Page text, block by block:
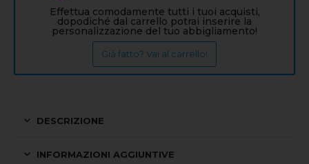
Effettua comodamente tutti i tuoi acquisti,
dopodiché dal carrello potrai inserire la
personalizzazione del tuo abbigliamento!
Già fatto? Vai al carrello!
DESCRIZIONE
INFORMAZIONI AGGIUNTIVE